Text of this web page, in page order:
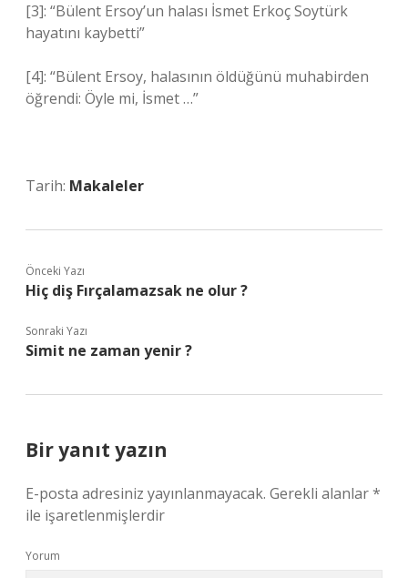
[3]: “Bülent Ersoy’un halası İsmet Erkoç Soytürk
hayatını kaybetti”
[4]: “Bülent Ersoy, halasının öldüğünü muhabirden
öğrendi: Öyle mi, İsmet …”
Tarih: Makaleler
Önceki Yazı
Hiç diş Fırçalamazsak ne olur ?
Sonraki Yazı
Simit ne zaman yenir ?
Bir yanıt yazın
E-posta adresiniz yayınlanmayacak. Gerekli alanlar*
ile işaretlenmişlerdir
Yorum